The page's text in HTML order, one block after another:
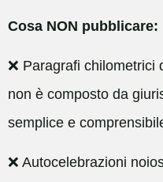
Cosa NON pubblicare:
❌ Paragrafi chilometrici
non è composto da
semplice e
❌ Autocelebrazioni